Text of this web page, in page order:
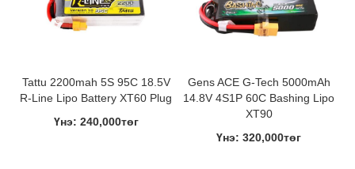
Tattu 2200mah 5S 95C 18.5V
R-Line Lipo Battery XT60 Plug
Үнэ: 240,000төг
Gens ACE G-Tech 5000mAh
14.8V 4S1P 60C Bashing Lipo
XT90
Үнэ: 320,000төг